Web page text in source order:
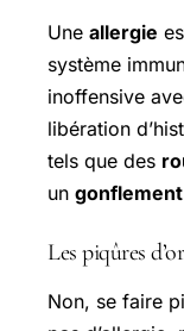
Une allergie
système
inoffensive
libération
tels que des
un gonflement
Les piqûres
Non, se faire